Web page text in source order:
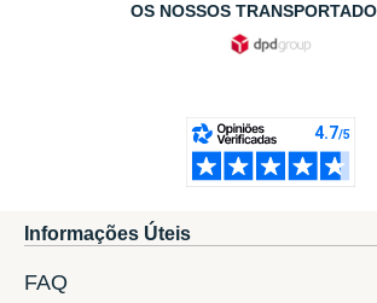
OS NOSSOS
Informações Úteis
FAQ